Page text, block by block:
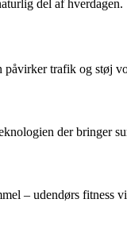
del af hverdagen.
påvirker trafik og støj
der bringer
– udendørs fitness